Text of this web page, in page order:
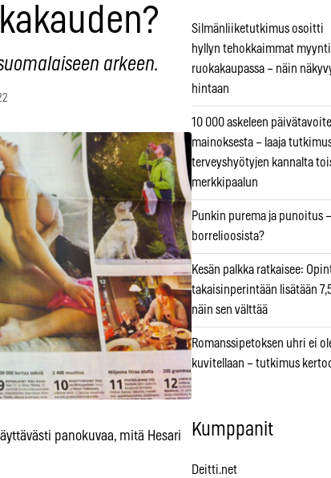
arkeen.
panokuvaa, mitä Hesari
Silmänliiketutkimus osoitti
hyllyn tehokkaimmat
ruokakaupassa – näin
hintaan
10 000 askeleen
mainoksesta – laaja
terveyshyötyjen kannalta
merkkipaalun
Punkin purema ja punoitus
borrelioosista?
Kesän palkka ratkaisee:
takaisinperintään lisätään
näin sen välttää
Romanssipetoksen uhri ei
kuvitellaan – tutkimus
Kumppanit
Deitti.net